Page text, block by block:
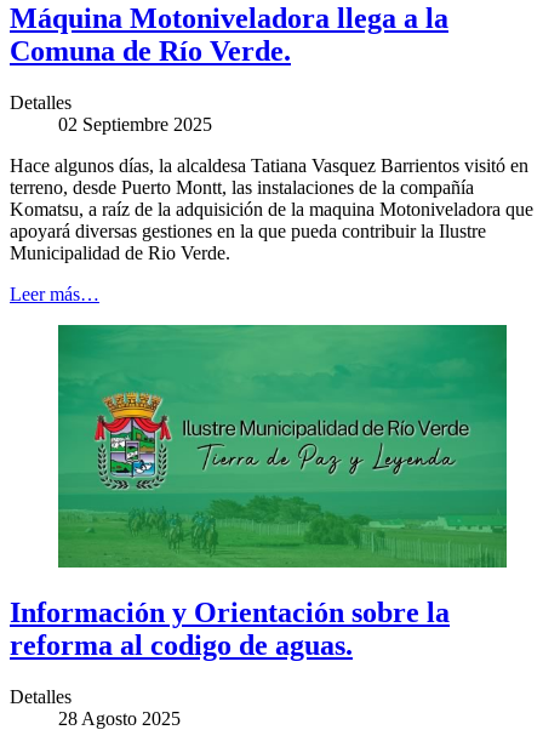
Máquina Motoniveladora llega a la
Comuna de Río Verde.
Detalles
02 Septiembre 2025
Hace algunos días, la alcaldesa Tatiana Vasquez Barrientos visitó en
terreno, desde Puerto Montt, las instalaciones de la compañía
Komatsu, a raíz de la adquisición de la maquina Motoniveladora que
apoyará diversas gestiones en la que pueda contribuir la Ilustre
Municipalidad de Rio Verde.
Leer más…
Información y Orientación sobre la
reforma al codigo de aguas.
Detalles
28 Agosto 2025